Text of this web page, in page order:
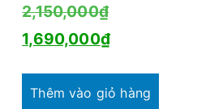
2,150,000₫Giá
gốc
1,690,000₫Giá
tại
Thêm vào giỏ hàng